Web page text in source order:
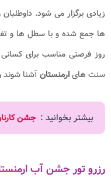
زیادی برگزار می شود.
ها جمع شده و با سطل ها و
روز فرصتی مناسب برای
سنت هایارمنستانآشنا شوند
بیشتر بخوانید : جشن
رزرو تور جشن آب ارمنستان